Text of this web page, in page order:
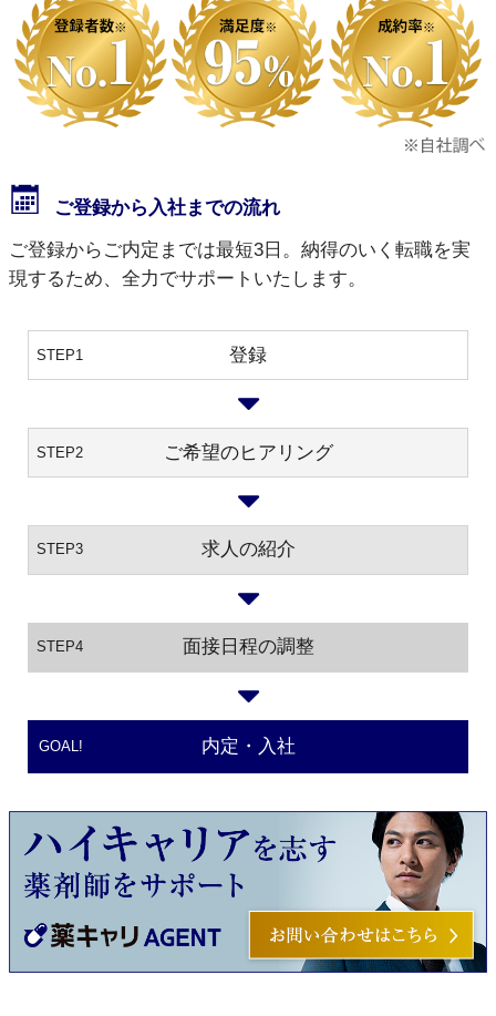
ご登録から入社までの流れ
ご登録からご内定までは最短3日。納得のいく転職を実
現するため、全力でサポートいたします。
STEP1 登録
STEP2 ご希望のヒアリング
STEP3 求人の紹介
STEP4 面接日程の調整
GOAL! 内定・入社